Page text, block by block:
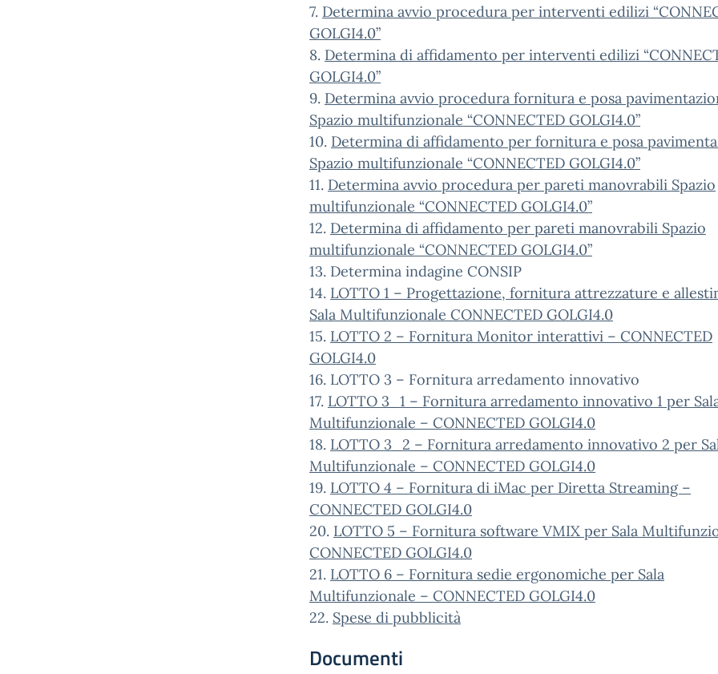
7. Determina avvio procedura per interventi edilizi
GOLGI4.0”
8. Determina di affidamento per interventi edilizi
GOLGI4.0”
9. Determina avvio procedura fornitura e posa
Spazio multifunzionale “CONNECTED GOLGI4.0”
10. Determina di affidamento per fornitura e posa
Spazio multifunzionale “CONNECTED GOLGI4.0”
11. Determina avvio procedura per pareti manovrabili Spazio
multifunzionale “CONNECTED GOLGI4.0”
12. Determina di affidamento per pareti manovrabili Spazio
multifunzionale “CONNECTED GOLGI4.0”
13. Determina indagine CONSIP
14. LOTTO 1 – Progettazione, fornitura attrezzature e
Sala Multifunzionale CONNECTED GOLGI4.0
15. LOTTO 2 – Fornitura Monitor interattivi – CONNECTED
GOLGI4.0
16. LOTTO 3 – Fornitura arredamento innovativo
17. LOTTO 3_1 – Fornitura arredamento innovativo 1 per
Multifunzionale – CONNECTED GOLGI4.0
18. LOTTO 3_2 – Fornitura arredamento innovativo 2 per
Multifunzionale – CONNECTED GOLGI4.0
19. LOTTO 4 – Fornitura di iMac per Diretta Streaming –
CONNECTED GOLGI4.0
20. LOTTO 5 – Fornitura software VMIX per Sala
CONNECTED GOLGI4.0
21. LOTTO 6 – Fornitura sedie ergonomiche per Sala
Multifunzionale – CONNECTED GOLGI4.0
22. Spese di pubblicità
Documenti